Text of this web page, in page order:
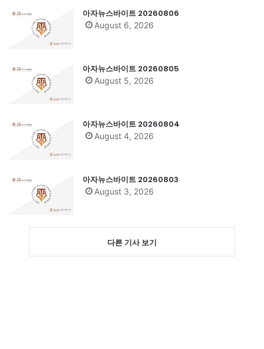
아자뉴스바이트 20260806
August 6, 2026
아자뉴스바이트 20260805
August 5, 2026
아자뉴스바이트 20260804
August 4, 2026
아자뉴스바이트 20260803
August 3, 2026
다른 기사 보기